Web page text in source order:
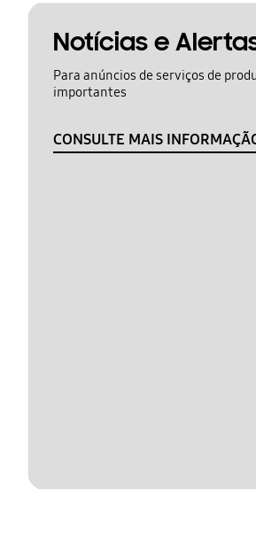
Notícias e
Para anúncios de serviços de
importantes
CONSULTE MAIS